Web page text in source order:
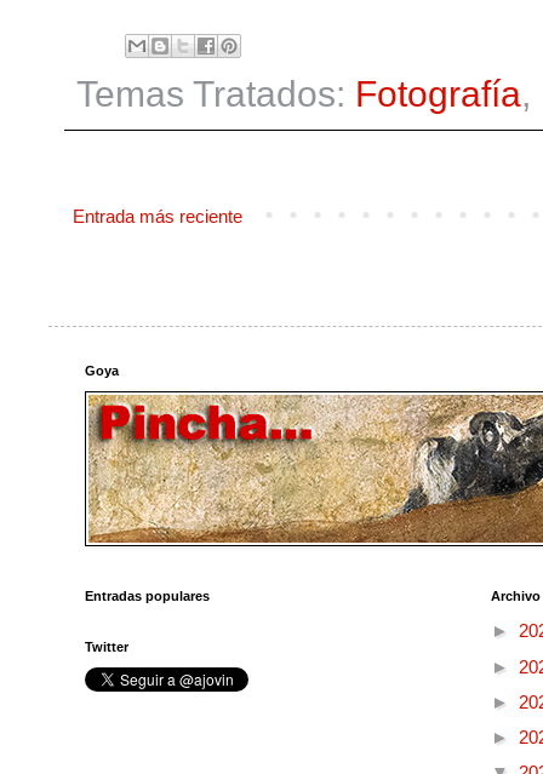
Temas Tratados: Fotografía,
Entrada más reciente
Goya
Entradas populares
Twitter
►
►
►
►